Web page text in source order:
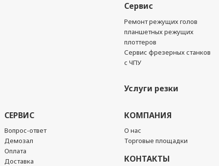
Сервис
Ремонт режущих голов
планшетных режущих
плоттеров
Сервис фрезерных станков
с ЧПУ
Услуги резки
СЕРВИС
Вопрос-ответ
Демозал
Оплата
Доставка
КОМПАНИЯ
О нас
Торговые площадки
КОНТАКТЫ